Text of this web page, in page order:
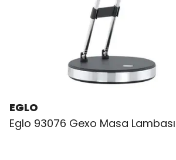
EGLO
Eglo 93076 Gexo Masa Lambası